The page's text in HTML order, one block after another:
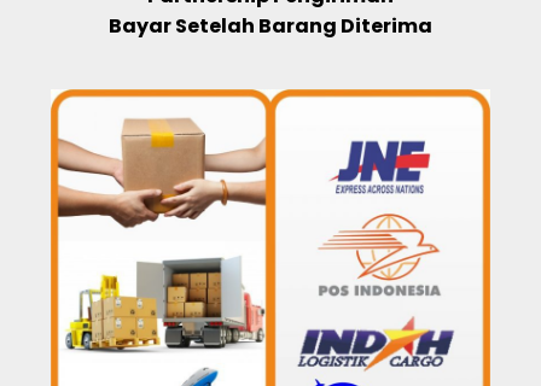
Bayar Setelah Barang Diterima